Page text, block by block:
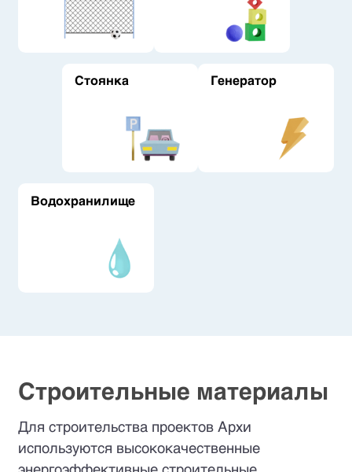
Стоянка Генератор
Водохранилище
Строительные материалы
Для строительства проектов Архи
используются высококачественные